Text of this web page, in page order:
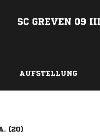
SC GREVEN 09 III
AUFSTELLUNG
(20)